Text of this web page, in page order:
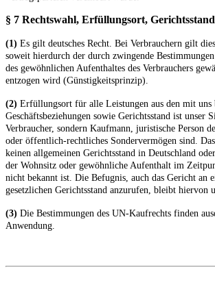
§ 7 Rechtswahl, Erfüllungsort, Gerichtsstand
(1) Es gilt deutsches Recht. Bei Verbrauchern gilt
soweit hierdurch der durch zwingende Bestimmungen
des gewöhnlichen Aufenthaltes des Verbrauchers
entzogen wird (Günstigkeitsprinzip).
(2) Erfüllungsort für alle Leistungen aus den mit uns
Geschäftsbeziehungen sowie Gerichtsstand ist unser
Verbraucher, sondern Kaufmann, juristische Person
oder öffentlich-rechtliches Sondervermögen sind.
keinen allgemeinen Gerichtsstand in Deutschland
der Wohnsitz oder gewöhnliche Aufenthalt im
nicht bekannt ist. Die Befugnis, auch das Gericht an
gesetzlichen Gerichtsstand anzurufen, bleibt hiervon
(3) Die Bestimmungen des UN-Kaufrechts finden
Anwendung.